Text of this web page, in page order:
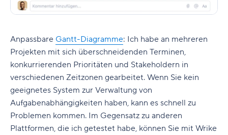
Anpassbare Gantt-Diagramme: Ich habe an mehreren
Projekten mit sich überschneidenden Terminen,
konkurrierenden Prioritäten und Stakeholdern in
verschiedenen Zeitzonen gearbeitet. Wenn Sie kein
geeignetes System zur Verwaltung von
Aufgabenabhängigkeiten haben, kann es schnell zu
Problemen kommen. Im Gegensatz zu anderen
Plattformen, die ich getestet habe, können Sie mit Wrike